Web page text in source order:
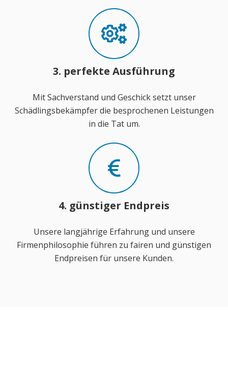
3. perfekte Ausführung
Mit Sachverstand und Geschick setzt unser
Schädlingsbekämpfer die besprochenen Leistungen
in die Tat um.
4. günstiger Endpreis
Unsere langjährige Erfahrung und unsere
Firmenphilosophie führen zu fairen und günstigen
Endpreisen für unsere Kunden.